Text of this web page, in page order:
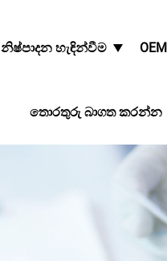
නිෂ්පාදන හැඳින්වීම
තොරතුරු බාගත කරන්න